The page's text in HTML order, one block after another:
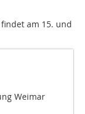
findet am 15. und
Weimar